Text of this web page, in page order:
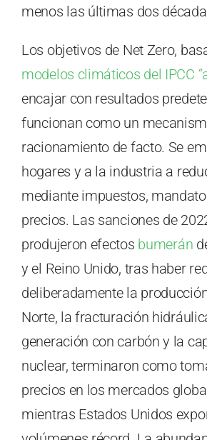
menos las últimas dos
Los objetivos de Net Zero,
modelos climáticos del IPCC
encajar con resultados
funcionan como un
racionamiento de facto. Se
hogares y a la industria a
mediante impuestos,
precios. Las sanciones de
produjeron efectos bumerán
y el Reino Unido, tras haber
deliberadamente la
Norte, la fracturación
generación con carbón y la
nuclear, terminaron como
precios en los mercados
mientras Estados Unidos